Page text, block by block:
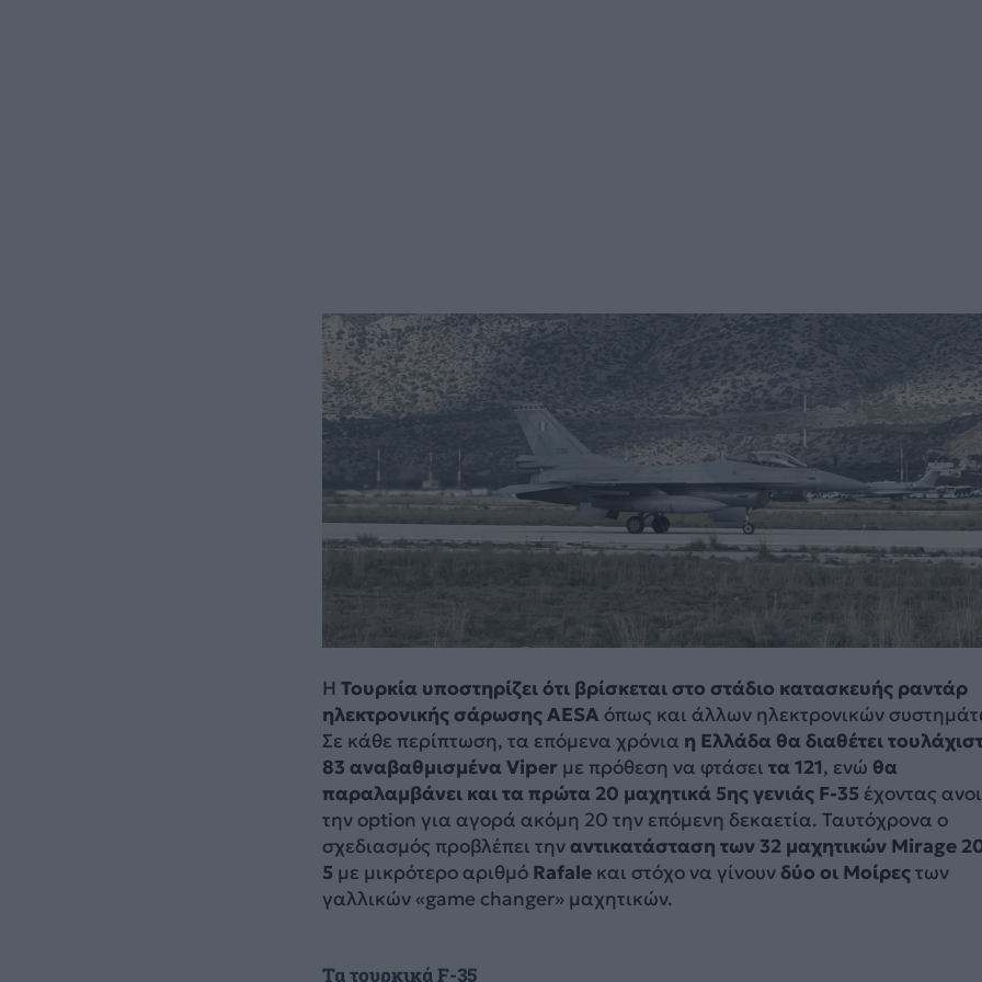
Η Τουρκία υποστηρίζει ότι βρίσκεται στο στάδιο κατασκευής ραντάρ
ηλεκτρονικής σάρωσης AESA όπως και άλλων ηλεκτρονικών
Σε κάθε περίπτωση, τα επόμενα χρόνια η Ελλάδα θα διαθέτει
83 αναβαθμισμένα Viperμε πρόθεση να φτάσει τα 121, ενώ θα
παραλαμβάνει και τα πρώτα 20 μαχητικά 5ης γενιάς F-35 έχοντας
την option για αγορά ακόμη 20 την επόμενη δεκαετία. Ταυτόχρονα ο
σχεδιασμός προβλέπει τηναντικατάσταση των 32 μαχητικών Mirage
5 με μικρότερο αριθμό Rafaleκαι στόχο να γίνουνδύο οι Μοίρεςτων
γαλλικών «game changer» μαχητικών.
Τα τουρκικά F-35